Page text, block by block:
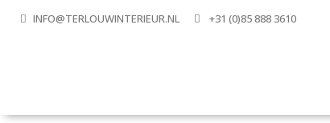
INFO@TERLOUWINTERIEUR.NL +31 (0)85 888 3610